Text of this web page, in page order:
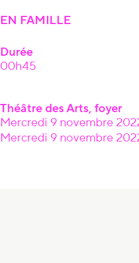
EN FAMILLE
Durée
00h45
Théâtre des Arts, foyer
Mercredi 9 novembre
Mercredi 9 novembre